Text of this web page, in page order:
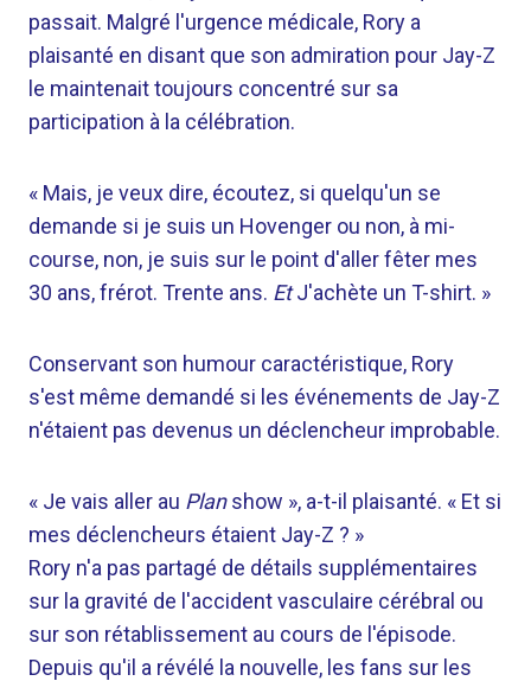
passait. Malgré l'urgence médicale, Rory a
plaisanté en disant que son admiration pour Jay-Z
le maintenait toujours concentré sur sa
participation à la célébration.
« Mais, je veux dire, écoutez, si quelqu'un se
demande si je suis un Hovenger ou non, à mi-
course, non, je suis sur le point d'aller fêter mes
30 ans, frérot. Trente ans. EtJ'achète un T-shirt. »
Conservant son humour caractéristique, Rory
s'est même demandé si les événements de Jay-Z
n'étaient pas devenus un déclencheur improbable.
« Je vais aller au Planshow », a-t-il plaisanté. « Et si
mes déclencheurs étaient Jay-Z ? »
Rory n'a pas partagé de détails supplémentaires
sur la gravité de l'accident vasculaire cérébral ou
sur son rétablissement au cours de l'épisode.
Depuis qu'il a révélé la nouvelle, les fans sur les